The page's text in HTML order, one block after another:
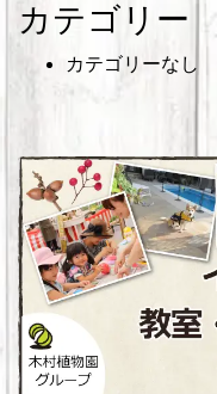
カテゴリー
カテゴリーなし